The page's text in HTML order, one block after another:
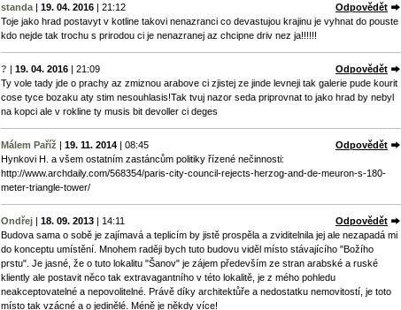
standa | 19. 04. 2016 | 21:12
Odpovědět
Toje jako hrad postavyt v kotline takovi nenazranci co devastujou krajinu je vyhnat do pouste
kdo nejde tak trochu s prirodou ci je nenazranej az chcipne driv nez ja!!!!!!
? | 19. 04. 2016 | 21:09
Odpovědět
Ty vole tady jde o prachy az zmiznou arabove ci zjistej ze jinde levneji tak galerie pude kourit
cose tyce bozaku aty stim nesouhlasis!Tak tvuj nazor seda priprovnat to jako hrad by nebyl
na kopci ale v rokline ty musis bit devoller ci deges
Málem Paříž | 19. 11. 2014 | 08:45
Odpovědět
Hynkovi H. a všem ostatním zastáncům politiky řízené nečinnosti:
http://www.archdaily.com/568354/paris-city-council-rejects-herzog-and-de-meuron-s-180-
meter-triangle-tower/
Ondřej | 18. 09. 2013 | 14:11
Odpovědět
Budova sama o sobě je zajímavá a teplicím by jistě prospěla a zviditelnila jej ale nezapadá mi
do konceptu umístění. Mnohem raději bych tuto budovu viděl místo stávajícího "Božího
prstu". Je jasné, že o tuto lokalitu "Šanov" je zájem především ze stran arabské a ruské
kliently ale postavit něco tak extravagantního v této lokalitě, je z mého pohledu
neakceptovatelné a nepovolitelné. Právě díky architektůře a nedostatku nemovitostí, je toto
místo tak vzácné a o jedinělé. Méně je někdy více!